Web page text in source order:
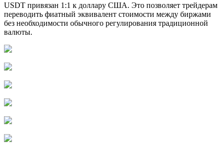
USDT привязан 1:1 к доллару США. Это позволяет трейдерам
переводить фиатный эквивалент стоимости между биржами
без необходимости обычного регулирования традиционной
валюты.